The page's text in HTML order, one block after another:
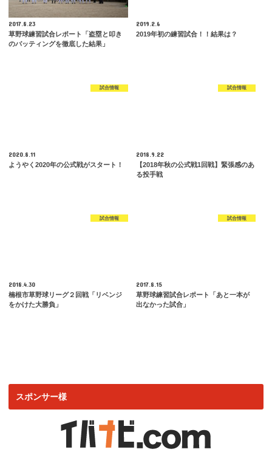
2017.8.23
草野球練習試合レポート「盗塁と叩き
のバッティングを徹底した結果」
2019.2.6
2019年初の練習試合！！結果は？
試合情報
2020.8.11
ようやく2020年の公式戦がスタート！
試合情報
2018.9.22
【2018年秋の公式戦1回戦】緊張感のあ
る投手戦
試合情報
2018.4.30
楠根市草野球リーグ２回戦「リベンジ
をかけた大勝負」
試合情報
2017.8.15
草野球練習試合レポート「あと一本が
出なかった試合」
スポンサー様